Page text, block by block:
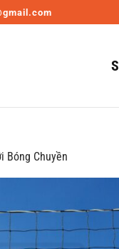
Bóng Chuyền